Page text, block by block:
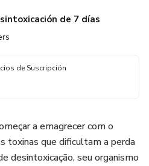
de 7 días
de Suscripción
a emagrecer com o
toxinas que dificultam a perda
desintoxicação, seu organismo